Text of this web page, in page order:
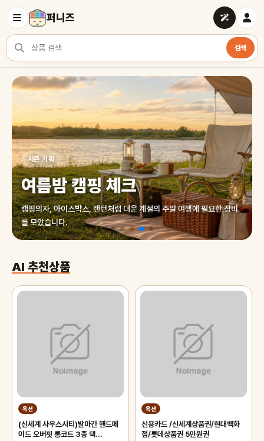
퍼니즈
상품 검색
검색
여러 쇼핑몰 상품을 한곳에서 찾아보세요
시즌 기획
여름밤 캠핑 체크
캠핑의자, 아이스박스, 랜턴처럼 더운 계절의 주말 여행에 필요한 장비
를 모았습니다.
AI 추천상품
옥션
(신세계 사우스시티)발마칸 핸드메
이드 오버핏 롱코트 3종 택
옥션
신용카드 /신세계상품권/현대백화
점/롯데상품권 5만원권